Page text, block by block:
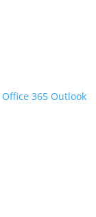
Office 365 Outlook